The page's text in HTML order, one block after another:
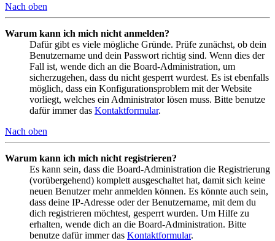
Nach oben
Warum kann ich mich nicht anmelden?
Dafür gibt es viele mögliche Gründe. Prüfe zunächst, ob dein
Benutzername und dein Passwort richtig sind. Wenn dies der
Fall ist, wende dich an die Board-Administration, um
sicherzugehen, dass du nicht gesperrt wurdest. Es ist ebenfalls
möglich, dass ein Konfigurationsproblem mit der Website
vorliegt, welches ein Administrator lösen muss. Bitte benutze
dafür immer das Kontaktformular.
Nach oben
Warum kann ich mich nicht registrieren?
Es kann sein, dass die Board-Administration die Registrierung
(vorübergehend) komplett ausgeschaltet hat, damit sich keine
neuen Benutzer mehr anmelden können. Es könnte auch sein,
dass deine IP-Adresse oder der Benutzername, mit dem du
dich registrieren möchtest, gesperrt wurden. Um Hilfe zu
erhalten, wende dich an die Board-Administration. Bitte
benutze dafür immer das Kontaktformular.